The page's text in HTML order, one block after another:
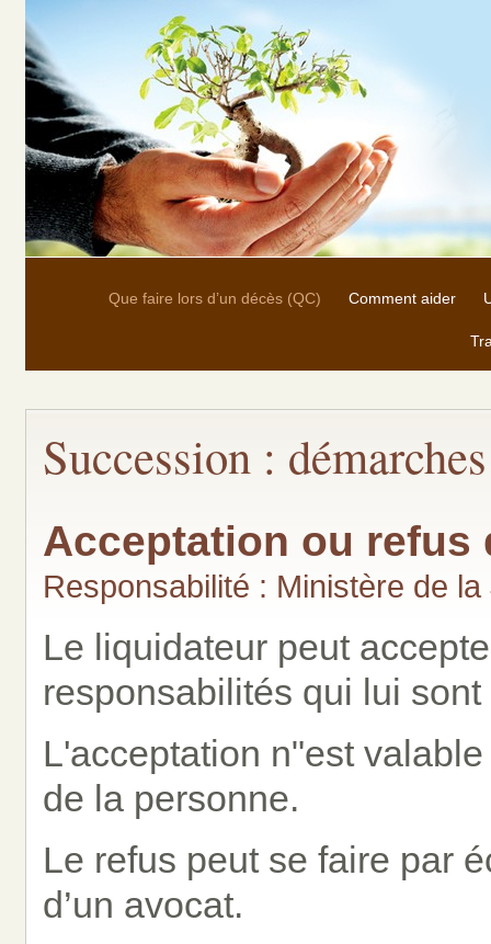
Que faire lors d’un décès (QC) Comment aider
Succession :
Acceptation ou refus
Responsabilité : Ministère de
Le liquidateur peut
responsabilités qui lui
L'acceptation n"est
de la personne.
Le refus peut se faire par
d’un avocat.